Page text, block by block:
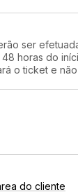
ser
horas do
o ticket e
do cliente